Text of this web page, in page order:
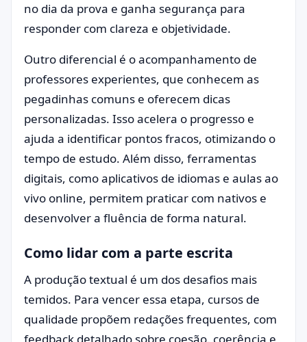
no dia da prova e ganha segurança para
responder com clareza e objetividade.
Outro diferencial é o acompanhamento de
professores experientes, que conhecem as
pegadinhas comuns e oferecem dicas
personalizadas. Isso acelera o progresso e
ajuda a identificar pontos fracos, otimizando o
tempo de estudo. Além disso, ferramentas
digitais, como aplicativos de idiomas e aulas ao
vivo online, permitem praticar com nativos e
desenvolver a fluência de forma natural.
Como lidar com a parte escrita
A produção textual é um dos desafios mais
temidos. Para vencer essa etapa, cursos de
qualidade propõem redações frequentes, com